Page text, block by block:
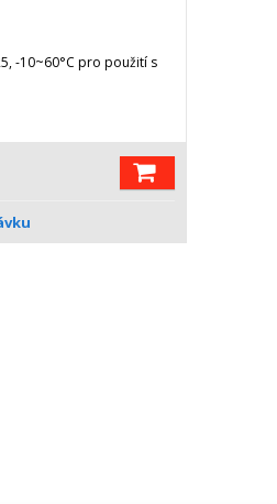
-10~60°C pro použití s